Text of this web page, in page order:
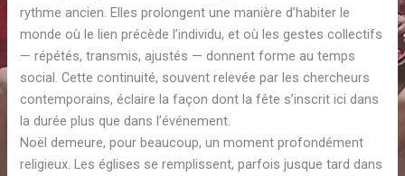
rythme ancien. Elles prolongent une manière d’habiter le
monde où le lien précède l’individu, et où les gestes collectifs
— répétés, transmis, ajustés — donnent forme au temps
social. Cette continuité, souvent relevée par les chercheurs
contemporains, éclaire la façon dont la fête s’inscrit ici dans
la durée plus que dans l’événement.
Noël demeure, pour beaucoup, un moment profondément
religieux. Les églises se remplissent, parfois jusque tard dans